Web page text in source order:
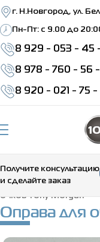
г. Н.Новгород, ул.
Пн-Пт: c 9.00 до
8 929 - 053 - 45
8 978 - 760 - 56
8 920 - 021 - 75 -
Получите консультацию
и сделайте заказ
Главная>Каталог
очков Tony Morgan
Оправа для